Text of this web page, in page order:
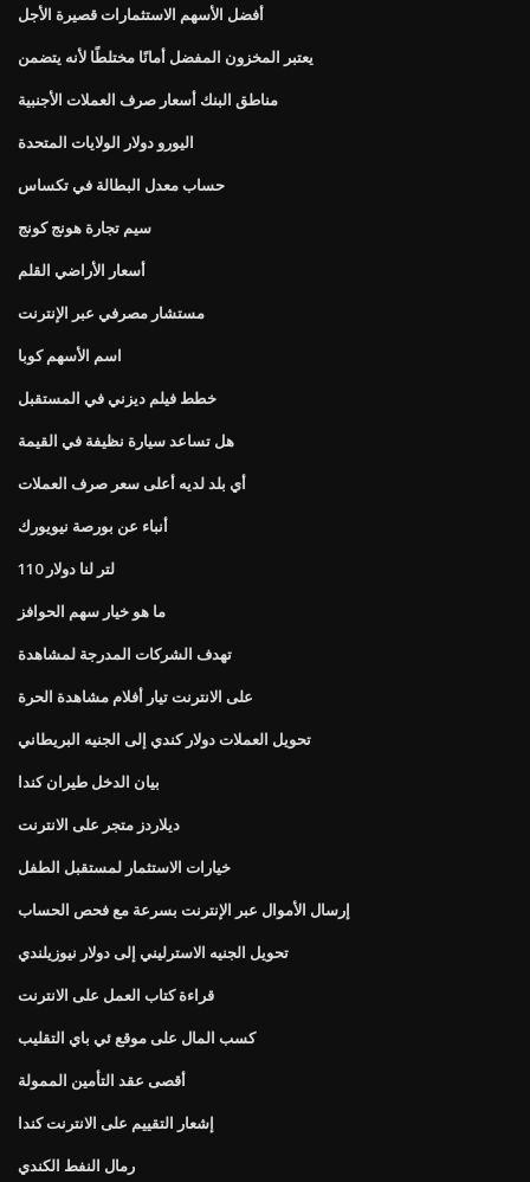
أفضل الأسهم الاستثمارات قصيرة الأجل
يعتبر المخزون المفضل أمانًا مختلطًا لأنه يتضمن
مناطق البنك أسعار صرف العملات الأجنبية
اليورو دولار الولايات المتحدة
حساب معدل البطالة في تكساس
سيم تجارة هونج كونج
أسعار الأراضي القلم
مستشار مصرفي عبر الإنترنت
اسم الأسهم كوبا
خطط فيلم ديزني في المستقبل
هل تساعد سيارة نظيفة في القيمة
أي بلد لديه أعلى سعر صرف العملات
أنباء عن بورصة نيويورك
110 لتر لنا دولار
ما هو خيار سهم الحوافز
تهدف الشركات المدرجة لمشاهدة
على الانترنت تيار أفلام مشاهدة الحرة
تحويل العملات دولار كندي إلى الجنيه البريطاني
بيان الدخل طيران كندا
ديلاردز متجر على الانترنت
خيارات الاستثمار لمستقبل الطفل
إرسال الأموال عبر الإنترنت بسرعة مع فحص الحساب
تحويل الجنيه الاسترليني إلى دولار نيوزيلندي
قراءة كتاب العمل على الانترنت
كسب المال على موقع ئي باي التقليب
أقصى عقد التأمين الممولة
إشعار التقييم على الانترنت كندا
رمال النفط الكندي